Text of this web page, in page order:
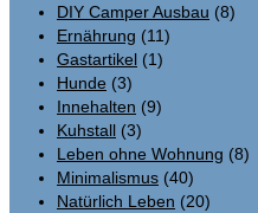
DIY Camper Ausbau (8)
Ernährung (11)
Gastartikel (1)
Hunde (3)
Innehalten (9)
Kuhstall (3)
Leben ohne Wohnung (8)
Minimalismus (40)
Natürlich Leben (20)